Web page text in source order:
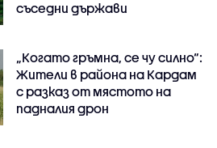
съседни държави
„Когато гръмна, се чу силно“:
Жители в района на Кардам
с разказ от мястото на
падналия дрон